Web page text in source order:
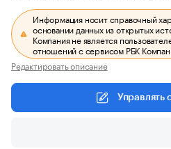
Информация носит справочный
основании данных из открытых
Компания не является
отношений с сервисом РБК
Редактировать описание
Управлять